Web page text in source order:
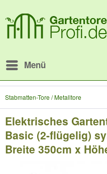
Menü
Stabmatten-Tore / Metalltore
Elektrisches
Basic (2-flügelig)
Breite 350cm x